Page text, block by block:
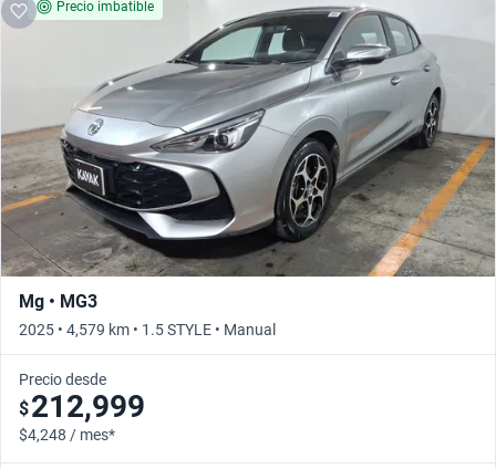
Precio imbatible
Mg • MG3
2025 • 4,579 km • 1.5 STYLE • Manual
Precio desde
$212,999
$4,248 / mes*